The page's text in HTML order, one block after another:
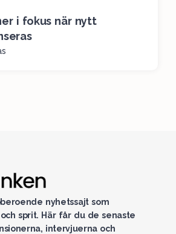
i fokus när nytt
nyhetssajt som
sprit. Här får du de senaste
intervjuerna och